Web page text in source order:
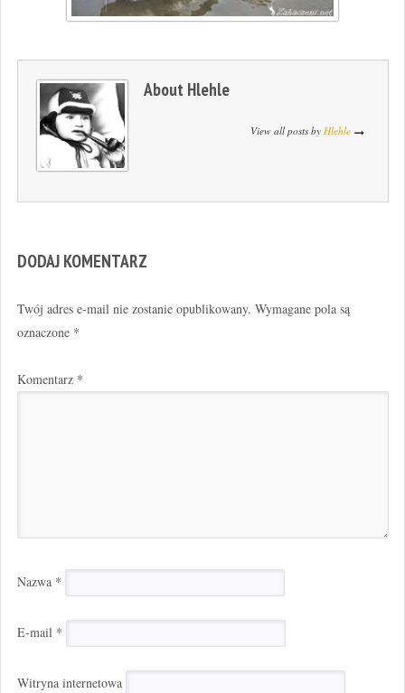
About Hlehle
View all posts by Hlehle
DODAJ KOMENTARZ
Twój adres e-mail nie zostanie opublikowany. Wymagane pola są
oznaczone *
Komentarz *
Nazwa *
E-mail *
Witryna internetowa